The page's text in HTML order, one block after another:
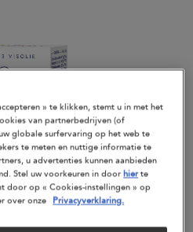
» te klikken, stemt u in met het
van partnerbedrijven (of
globale surfervaring op het web te
te meten en nuttige informatie te
u advertenties kunnen aanbieden
Stel uw voorkeuren in doorhierte
door op « Cookies-instellingen » op
over onze Privacyverklaring.